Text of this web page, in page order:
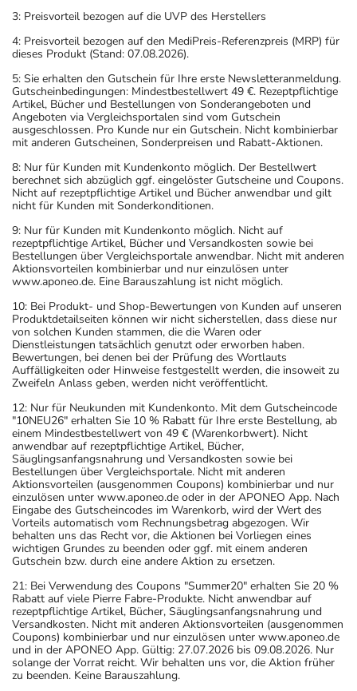
3: Preisvorteil bezogen auf die UVP des Herstellers
4: Preisvorteil bezogen auf den MediPreis-Referenzpreis (MRP) für
dieses Produkt (Stand: 07.08.2026).
5: Sie erhalten den Gutschein für Ihre erste Newsletteranmeldung.
Gutscheinbedingungen: Mindestbestellwert 49 €. Rezeptpflichtige
Artikel, Bücher und Bestellungen von Sonderangeboten und
Angeboten via Vergleichsportalen sind vom Gutschein
ausgeschlossen. Pro Kunde nur ein Gutschein. Nicht kombinierbar
mit anderen Gutscheinen, Sonderpreisen und Rabatt-Aktionen.
8: Nur für Kunden mit Kundenkonto möglich. Der Bestellwert
berechnet sich abzüglich ggf. eingelöster Gutscheine und Coupons.
Nicht auf rezeptpflichtige Artikel und Bücher anwendbar und gilt
nicht für Kunden mit Sonderkonditionen.
9: Nur für Kunden mit Kundenkonto möglich. Nicht auf
rezeptpflichtige Artikel, Bücher und Versandkosten sowie bei
Bestellungen über Vergleichsportale anwendbar. Nicht mit anderen
Aktionsvorteilen kombinierbar und nur einzulösen unter
www.aponeo.de. Eine Barauszahlung ist nicht möglich.
10: Bei Produkt- und Shop-Bewertungen von Kunden auf unseren
Produktdetailseiten können wir nicht sicherstellen, dass diese nur
von solchen Kunden stammen, die die Waren oder
Dienstleistungen tatsächlich genutzt oder erworben haben.
Bewertungen, bei denen bei der Prüfung des Wortlauts
Auffälligkeiten oder Hinweise festgestellt werden, die insoweit zu
Zweifeln Anlass geben, werden nicht veröffentlicht.
12: Nur für Neukunden mit Kundenkonto. Mit dem Gutscheincode
"10NEU26" erhalten Sie 10 % Rabatt für Ihre erste Bestellung, ab
einem Mindestbestellwert von 49 € (Warenkorbwert). Nicht
anwendbar auf rezeptpflichtige Artikel, Bücher,
Säuglingsanfangsnahrung und Versandkosten sowie bei
Bestellungen über Vergleichsportale. Nicht mit anderen
Aktionsvorteilen (ausgenommen Coupons) kombinierbar und nur
einzulösen unter www.aponeo.de oder in der APONEO App. Nach
Eingabe des Gutscheincodes im Warenkorb, wird der Wert des
Vorteils automatisch vom Rechnungsbetrag abgezogen. Wir
behalten uns das Recht vor, die Aktionen bei Vorliegen eines
wichtigen Grundes zu beenden oder ggf. mit einem anderen
Gutschein bzw. durch eine andere Aktion zu ersetzen.
21: Bei Verwendung des Coupons "Summer20" erhalten Sie 20 %
Rabatt auf viele Pierre Fabre-Produkte. Nicht anwendbar auf
rezeptpflichtige Artikel, Bücher, Säuglingsanfangsnahrung und
Versandkosten. Nicht mit anderen Aktionsvorteilen (ausgenommen
Coupons) kombinierbar und nur einzulösen unter www.aponeo.de
und in der APONEO App. Gültig: 27.07.2026 bis 09.08.2026. Nur
solange der Vorrat reicht. Wir behalten uns vor, die Aktion früher
zu beenden. Keine Barauszahlung.